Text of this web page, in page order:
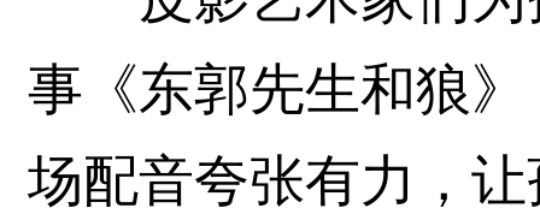
事《东郭先生和狼
场配音夸张有力，